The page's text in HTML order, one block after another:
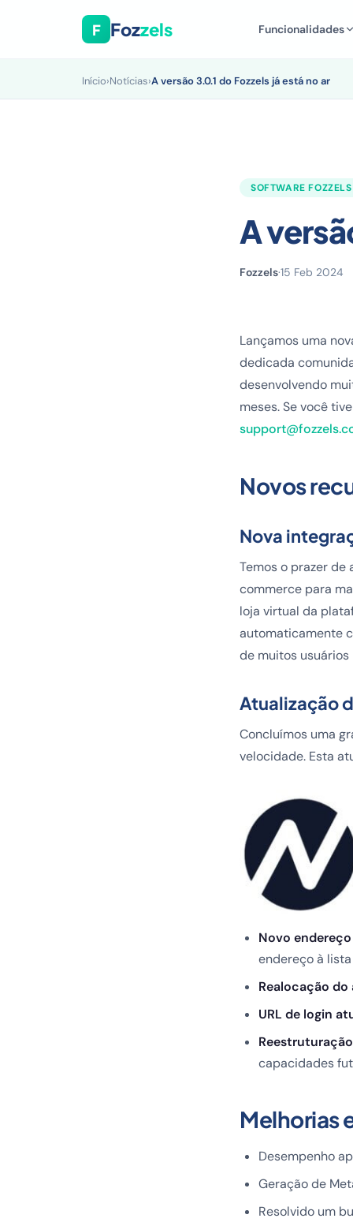
F Fozzels Funcionalidades
Início›Notícias›A versão 3.0.1 do Fozzels já está no ar
SOFTWARE FOZZELS
A
Fozzels·15 Feb 2024
Lançamos uma
dedicada
desenvolvendo
meses. Se você
Novos
Nova
Temos o prazer
commerce para
loja virtual da
automaticamente
de muitos
Atualização
Concluímos uma
velocidade. Esta
Novo endereço
endereço à
Realocação
URL de login
capacidades
Melhorias
Desempenho
Geração de
Resolvido um